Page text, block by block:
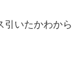
引いたかわから